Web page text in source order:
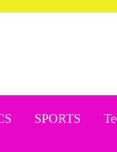
SPORTS